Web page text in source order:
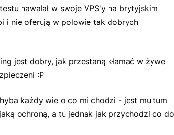
nawalał w swoje VPS'y na brytyjskim
i nie oferują w połowie tak dobrych
jest dobry, jak przestaną kłamać w żywe
:P
każdy wie o co mi chodzi - jest multum
ochroną, a tu jednak jak przychodzi co do